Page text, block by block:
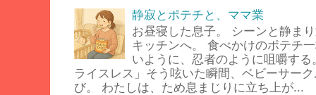
静寂とポテチと、ママ業
お昼寝した息子。 シーンと静ま
キッチンへ。 食べかけのポテチ
いように、忍者のように咀嚼す
ライスレス」そう呟いた瞬間、ベビーサー
び。 わたしは、ため息まじりに立ち上が...